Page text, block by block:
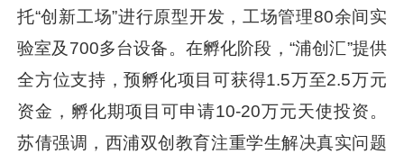
托“创新工场”进行原型开发，工场管理80余间实
验室及700多台设备。在孵化阶段，“浦创汇”提供
全方位支持，预孵化项目可获得1.5万至2.5万元
资金，孵化期项目可申请10-20万元天使投资。
苏倩强调，西浦双创教育注重学生解决真实问题